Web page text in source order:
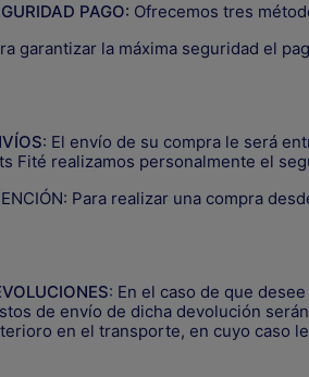
PAGO: Ofrecemos tres
garantizar la máxima seguridad el
: El envío de su compra le será
Fité realizamos personalmente el
Para realizar una compra
: En el caso de que
de envío de dicha devolución
en el transporte, en cuyo caso